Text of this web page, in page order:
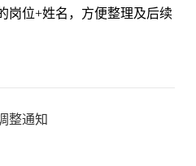
岗位+姓名，方便整理及后续
整通知